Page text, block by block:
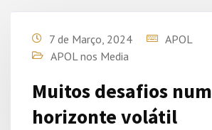
7 de Março, 2024
APOL
APOL nos Media
Muitos desafios num
horizonte volátil